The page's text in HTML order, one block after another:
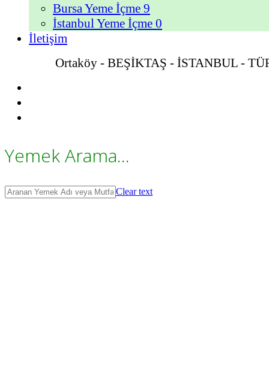
Bursa Yeme İçme 9
İstanbul Yeme İçme 0
İletişim
Ortaköy - BEŞİKTAŞ - İSTANBUL -
Yemek Arama...
Clear text